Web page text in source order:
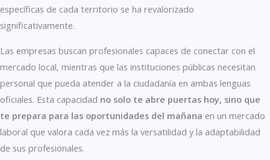
específicas de cada territorio se ha revalorizado
significativamente.
Las empresas buscan profesionales capaces de conectar con el
mercado local, mientras que las instituciones públicas necesitan
personal que pueda atender a la ciudadanía en ambas lenguas
oficiales. Esta capacidad no solo te abre puertas hoy, sino que
te prepara para las oportunidades del mañana en un mercado
laboral que valora cada vez más la versatilidad y la adaptabilidad
de sus profesionales.